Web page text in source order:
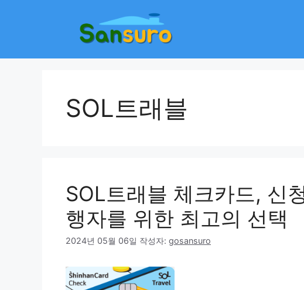
SOL트래블
SOL트래블 체크카드, 신
행자를 위한 최고의 선택
2024년 05월 06일 작성자: gosansuro